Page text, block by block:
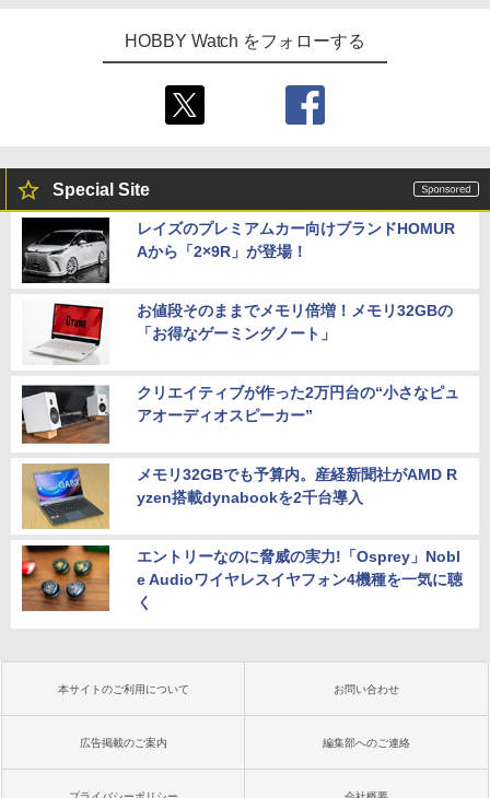
HOBBY Watch をフォローする
Special Site
レイズのプレミアムカー向けブランドHOMUR
Aから「2×9R」が登場！
お値段そのままでメモリ倍増！メモリ32GBの
「お得なゲーミングノート」
クリエイティブが作った2万円台の“小さなピュ
アオーディオスピーカー”
メモリ32GBでも予算内。産経新聞社がAMD R
yzen搭載dynabookを2千台導入
エントリーなのに脅威の実力!「Osprey」Nobl
e Audioワイヤレスイヤフォン4機種を一気に聴
く
本サイトのご利用について お問い合わせ
広告掲載のご案内 編集部へのご連絡